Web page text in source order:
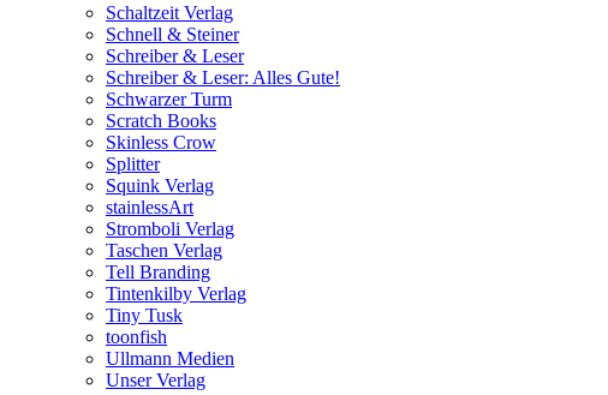
Schaltzeit Verlag
Schnell & Steiner
Schreiber & Leser
Schreiber & Leser: Alles Gute!
Schwarzer Turm
Scratch Books
Skinless Crow
Splitter
Squink Verlag
stainlessArt
Stromboli Verlag
Taschen Verlag
Tell Branding
Tintenkilby Verlag
Tiny Tusk
toonfish
Ullmann Medien
Unser Verlag